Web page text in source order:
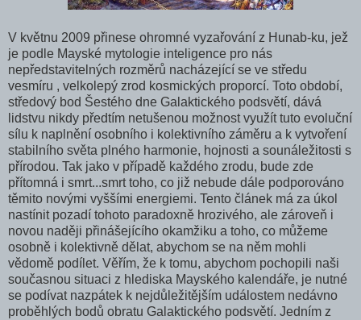
V květnu 2009 přinese ohromné vyzařování z Hunab-ku, jež
je podle Mayské mytologie inteligence pro nás
nepředstavitelných rozměrů nacházející se ve středu
vesmíru , velkolepý zrod kosmických proporcí. Toto období,
středový bod Šestého dne Galaktického podsvětí, dává
lidstvu nikdy předtím netušenou možnost využít tuto evoluční
sílu k naplnění osobního i kolektivního záměru a k vytvoření
stabilního světa plného harmonie, hojnosti a sounáležitosti s
přírodou. Tak jako v případě každého zrodu, bude zde
přítomná i smrt...smrt toho, co již nebude dále podporováno
těmito novými vyššími energiemi. Tento článek má za úkol
nastínit pozadí tohoto paradoxně hrozivého, ale zároveň i
novou naději přinášejícího okamžiku a toho, co můžeme
osobně i kolektivně dělat, abychom se na něm mohli
vědomě podílet. Věřím, že k tomu, abychom pochopili naši
současnou situaci z hlediska Mayského kalendáře, je nutné
se podívat nazpátek k nejdůležitějším událostem nedávno
proběhlých bodů obratu Galaktického podsvětí. Jedním z